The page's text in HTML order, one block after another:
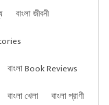
বাংলা জীবনী
বাংলা Book Reviews
বাংলা খেলা
বাংলা প্রাণী